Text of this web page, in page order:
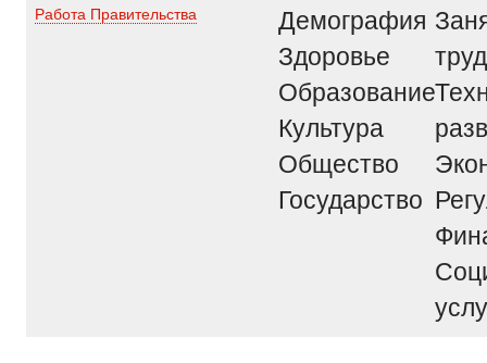
Работа Правительства
Демография
Здоровье
Образование
Культура
Общество
Государство
труд